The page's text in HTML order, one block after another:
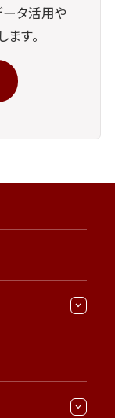
ータ活用や
す。